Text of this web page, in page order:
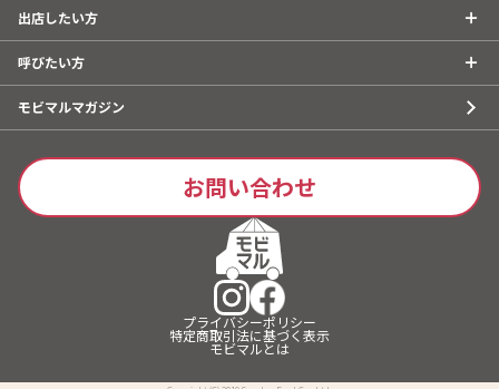
出店したい方
呼びたい方
モビマルマガジン
お問い合わせ
プライバシーポリシー
特定商取引法に基づく表示
モビマルとは